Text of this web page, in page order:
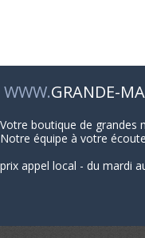
WWW.GRANDE-
Votre boutique de grandes
Notre équipe à votre
prix appel local - du mardi